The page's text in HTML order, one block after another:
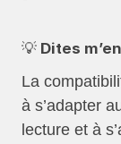
💡 Dites
La
à s’adapter
lecture et à